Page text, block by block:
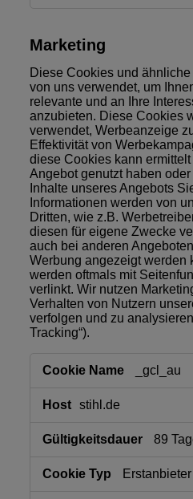
Marketing
Diese Cookies und
von uns verwendet, um
relevante und an Ihre
anzubieten. Diese Cookies
verwendet, Werbeanzeige
Effektivität von
diese Cookies kann
Angebot genutzt haben
Inhalte unseres Angebots
Informationen werden von
Dritten, wie z.B.
diesen für eigene Zwecke
auch bei anderen
Werbung angezeigt werden
werden oftmals mit
verlinkt. Wir nutzen
Verhalten von Nutzern
verfolgen und zu
Tracking“).
_gcl_au
stihl.de
89
Erstanbieter